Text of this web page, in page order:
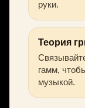
руки.
Теория
гамм,
музыкой.